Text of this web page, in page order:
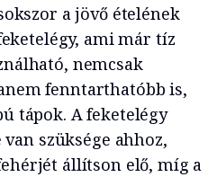
a jövő ételének
ami már tíz
nemcsak
fenntarthatóbb is,
tápok. A feketelégy
szüksége ahhoz,
állítson elő, míg a